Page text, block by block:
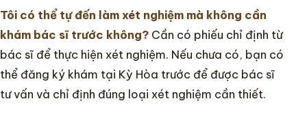
Tôi có thể tự đến làm xét nghiệm mà không cần
khám bác sĩ trước không? Cần có phiếu chỉ định từ
bác sĩ để thực hiện xét nghiệm. Nếu chưa có, bạn có
thể đăng ký khám tại Kỳ Hòa trước để được bác sĩ
tư vấn và chỉ định đúng loại xét nghiệm cần thiết.